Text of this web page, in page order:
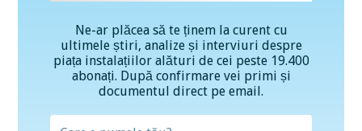
Ne-ar plăcea să te ținem la curent cu
ultimele știri, analize și interviuri despre
piața instalațiilor alături de cei peste 19.400
abonați. După confirmare vei primi și
documentul direct pe email.